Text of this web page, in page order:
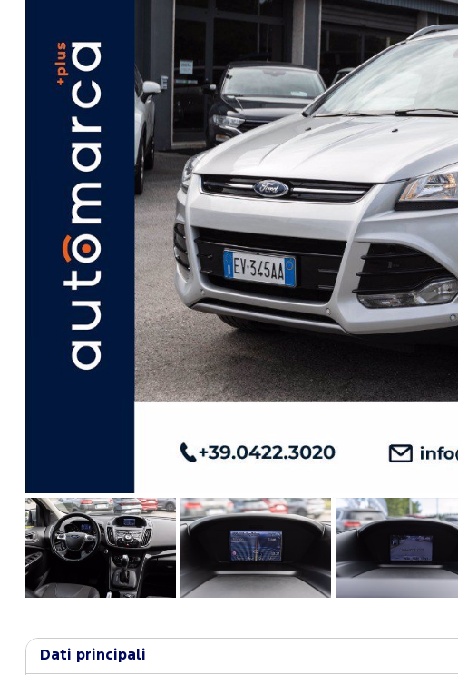
Dati principali